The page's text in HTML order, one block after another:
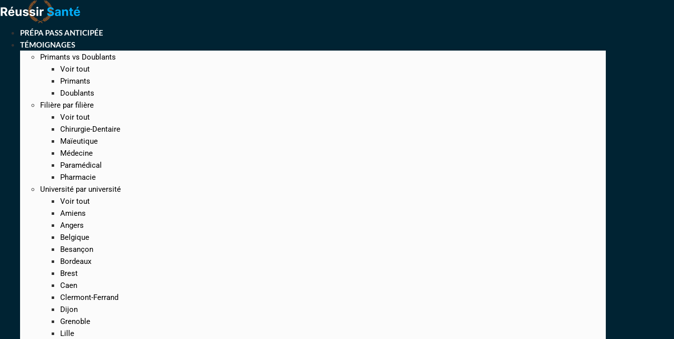
Aller
au
contenuPRÉPA PASS ANTICIPÉE
TÉMOIGNAGES
Primants vs Doublants
Voir tout
Primants
Doublants
Filière par filière
Voir tout
Chirurgie-Dentaire
Maïeutique
Médecine
Paramédical
Pharmacie
Université par université
Voir tout
Amiens
Angers
Belgique
Besançon
Bordeaux
Brest
Caen
Clermont-Ferrand
Dijon
Grenoble
Lille